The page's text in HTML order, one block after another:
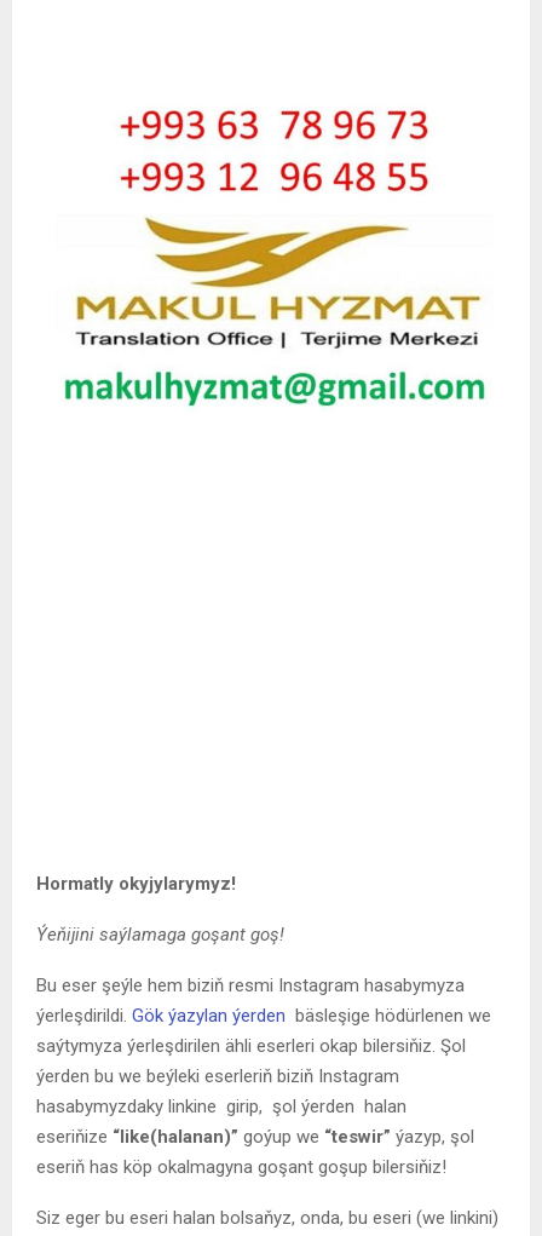
Hormatly okyjylarymyz!
Ýeňijini saýlamaga goşant goş!
Bu eser şeýle hem biziň resmi Instagram hasabymyza
ýerleşdirildi. Gök ýazylan ýerden bäsleşige hödürlenen we
saýtymyza ýerleşdirilen ähli eserleri okap bilersiňiz. Şol
ýerden bu we beýleki eserleriň biziň Instagram
hasabymyzdaky linkine girip, şol ýerden halan
eseriňize “like(halanan)” goýup we “teswir” ýazyp, şol
eseriň has köp okalmagyna goşant goşup bilersiňiz!
Siz eger bu eseri halan bolsaňyz, onda, bu eseri (we linkini)